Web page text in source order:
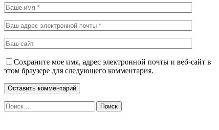
Сохраните мое имя, адрес электронной почты и веб-сайт в
этом браузере для следующего комментария.